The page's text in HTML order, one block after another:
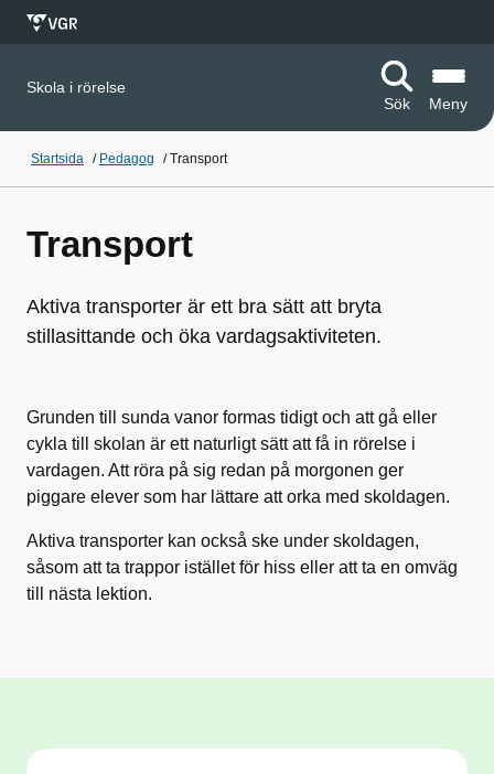
Skola i rörelse
Sök
Meny
Startsida / Pedagog /Transport
Transport
Aktiva transporter är ett bra sätt att bryta
stillasittande och öka vardagsaktiviteten.
Grunden till sunda vanor formas tidigt och att gå eller
cykla till skolan är ett naturligt sätt att få in rörelse i
vardagen. Att röra på sig redan på morgonen ger
piggare elever som har lättare att orka med skoldagen.
Aktiva transporter kan också ske under skoldagen,
såsom att ta trappor istället för hiss eller att ta en omväg
till nästa lektion.